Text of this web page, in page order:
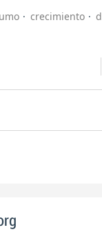
crecimiento